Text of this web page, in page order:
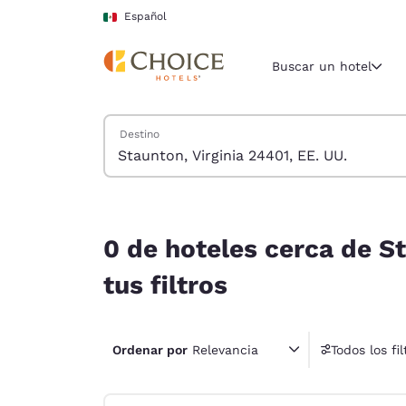
Pasar A Contenido Principal
Español
Región y
México
América
América
Buscar un hotel
Buscar hoteles
Destino
0 de hoteles cerca de
tus filtros
Ordenar por Relevancia Todos los
1